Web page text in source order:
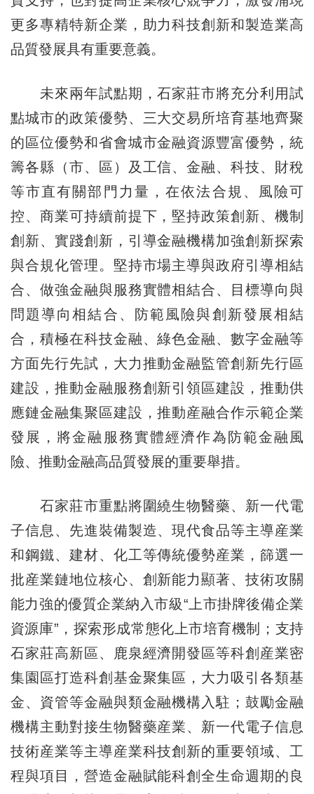
更多專精特新企業，助力科技創新和製造業高
品質發展具有重要意義。
未來兩年試點期，石家莊市將充分利用試
點城市的政策優勢、三大交易所培育基地齊聚
的區位優勢和省會城市金融資源豐富優勢，統
籌各縣（市、區）及工信、金融、科技、財稅
等市直有關部門力量，在依法合規、風險可
控、商業可持續前提下，堅持政策創新、機制
創新、實踐創新，引導金融機構加強創新探索
與合規化管理。堅持市場主導與政府引導相結
合、做強金融與服務實體相結合、目標導向與
問題導向相結合、防範風險與創新發展相結
合，積極在科技金融、綠色金融、數字金融等
方面先行先試，大力推動金融監管創新先行區
建設，推動金融服務創新引領區建設，推動供
應鏈金融集聚區建設，推動産融合作示範企業
發展，將金融服務實體經濟作為防範金融風
險、推動金融高品質發展的重要舉措。
石家莊市重點將圍繞生物醫藥、新一代電
子信息、先進裝備製造、現代食品等主導産業
和鋼鐵、建材、化工等傳統優勢産業，篩選一
批産業鏈地位核心、創新能力顯著、技術攻關
能力強的優質企業納入市級“上市掛牌後備企業
資源庫”，探索形成常態化上市培育機制；支持
石家莊高新區、鹿泉經濟開發區等科創産業密
集園區打造科創基金聚集區，大力吸引各類基
金、資管等金融與類金融機構入駐；鼓勵金融
機構主動對接生物醫藥産業、新一代電子信息
技術産業等主導産業科技創新的重要領域、工
程與項目，營造金融賦能科創全生命週期的良